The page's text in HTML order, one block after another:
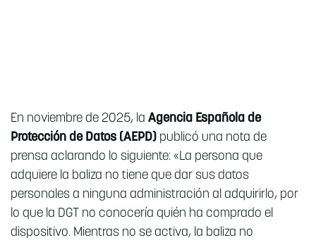
En noviembre de 2025, la Agencia Española de
Protección de Datos (AEPD) publicó una nota de
prensa aclarando lo siguiente: «La persona que
adquiere la baliza no tiene que dar sus datos
personales a ninguna administración al adquirirlo, por
lo que la DGT no conocería quién ha comprado el
dispositivo. Mientras no se activa, la baliza no